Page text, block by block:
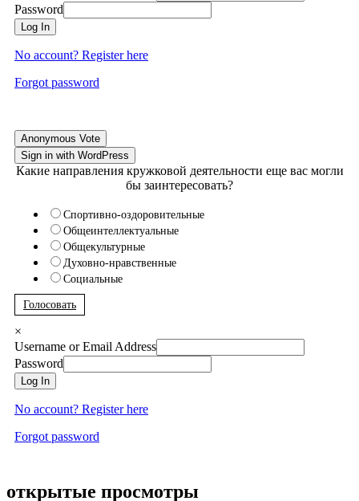
Password
Log In
No account? Register here
Forgot password
Anonymous Vote
Sign in with WordPress
Какие направления кружковой деятельности еще вас могли
бы заинтересовать?
Спортивно-оздоровительные
Общеинтеллектуальные
Общекультурные
Духовно-нравственные
Социальные
Голосовать
×
Username or Email Address
Password
Log In
No account? Register here
Forgot password
открытые просмотры